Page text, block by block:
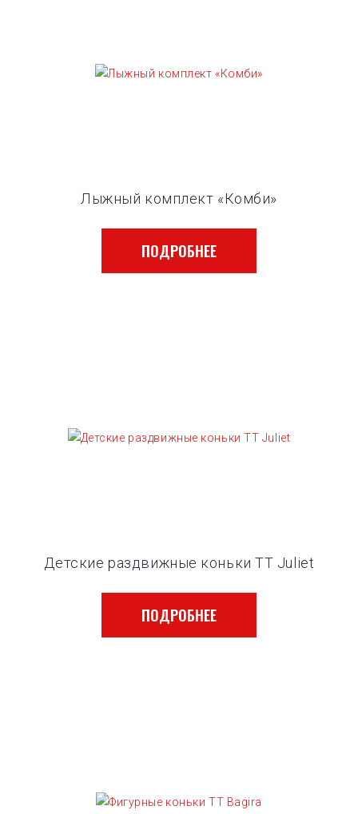
Лыжный комплект «Комби»
ПОДРОБНЕЕ
Детские раздвижные коньки ТТ Juliet
ПОДРОБНЕЕ